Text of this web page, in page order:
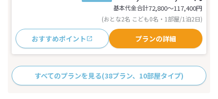
基本代金合計72,800〜117,400円
(おとな2名 こども0名・1部屋/1泊2日)
おすすめポイント プランの詳細
すべてのプランを見る(38プラン、10部屋タイプ)